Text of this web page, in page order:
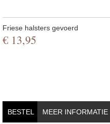
Friese halsters gevoerd
€ 13,95
BESTEL MEER INFORMATIE